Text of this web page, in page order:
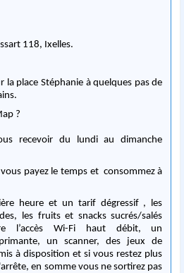
118, Ixelles.
la place Stéphanie à quelques pas de
?
recevoir du lundi au dimanche
payez le temps et consommez à
heure et un tarif dégressif , les
les fruits et snacks sucrés/salés
l’accès Wi-Fi haut débit, un
un scanner, des jeux de
à disposition et si vous restez plus
en somme vous ne sortirez pas